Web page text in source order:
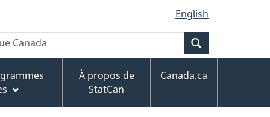
English
À propos de
StatCan
Canada.ca